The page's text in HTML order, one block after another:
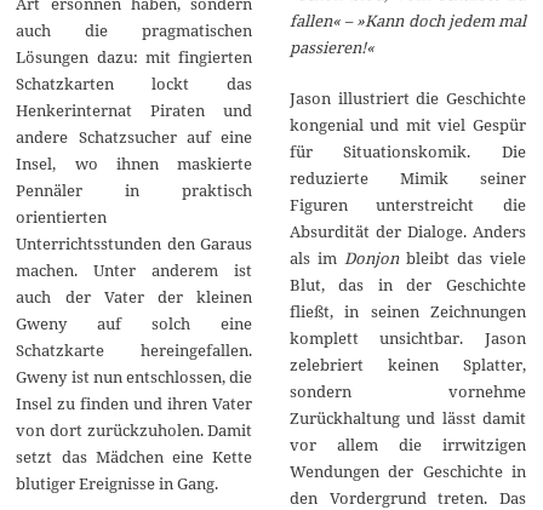
auch die pragmatischen
Lösungen dazu: mit fingierten
Schatzkarten lockt das
Henkerinternat Piraten und
andere Schatzsucher auf eine
Insel, wo ihnen maskierte
Pennäler in praktisch
orientierten
Unterrichtsstunden den Garaus
machen. Unter anderem ist
auch der Vater der kleinen
Gweny auf solch eine
Schatzkarte hereingefallen.
Gweny ist nun entschlossen, die
Insel zu finden und ihren Vater
von dort zurückzuholen. Damit
setzt das Mädchen eine Kette
blutiger Ereignisse in Gang.
fallen« – »Kann doch jedem mal
passieren!«
Jason illustriert die Geschichte
kongenial und mit viel Gespür
für Situationskomik. Die
reduzierte Mimik seiner
Figuren unterstreicht die
Absurdität der Dialoge. Anders
als im Donjonbleibt das viele
Blut, das in der Geschichte
fließt, in seinen Zeichnungen
komplett unsichtbar. Jason
zelebriert keinen Splatter,
sondern vornehme
Zurückhaltung und lässt damit
vor allem die irrwitzigen
Wendungen der Geschichte in
den Vordergrund treten. Das